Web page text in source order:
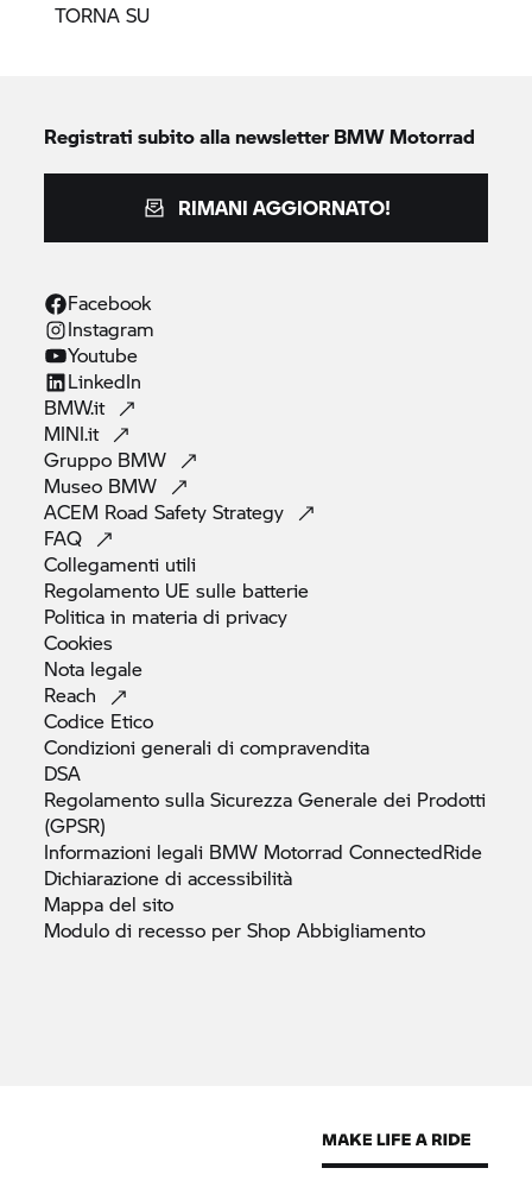
TORNA SU
Registrati subito alla newsletterBMW Motorrad
RIMANI AGGIORNATO!
Facebook
Instagram
Youtube
LinkedIn
BMW.it
MINI.it
Gruppo BMW
Museo BMW
ACEM Road SafetyStrategy
FAQ
Collegamenti utili
Regolamento UE sulle batterie
Politica in materia di privacy
Cookies
Nota legale
Reach
Codice Etico
Condizioni generali dicompravendita
DSA
Regolamento sulla Sicurezza Generale dei Prodotti
(GPSR)
Informazioni legali BMW Motorrad ConnectedRide
Dichiarazione diaccessibilità
Mappa delsito
Modulo di recesso per ShopAbbigliamento